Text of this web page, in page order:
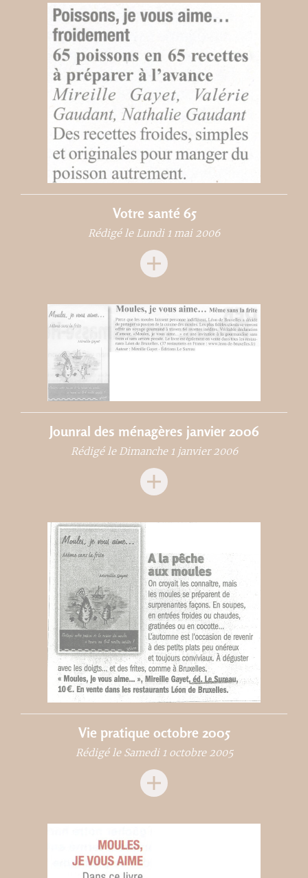
Votre santé 65
Rédigé le Lundi 1 mai 2006
Jounral des ménagères janvier 2006
Rédigé le Dimanche 1 janvier 2006
Vie pratique octobre 2005
Rédigé le Samedi 1 octobre 2005